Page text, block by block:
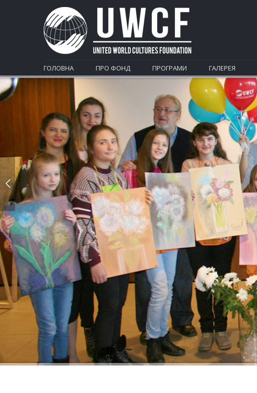
ГОЛОВНА ПРО ФОНД ПРОГРАМИ ГАЛЕРЕЯ